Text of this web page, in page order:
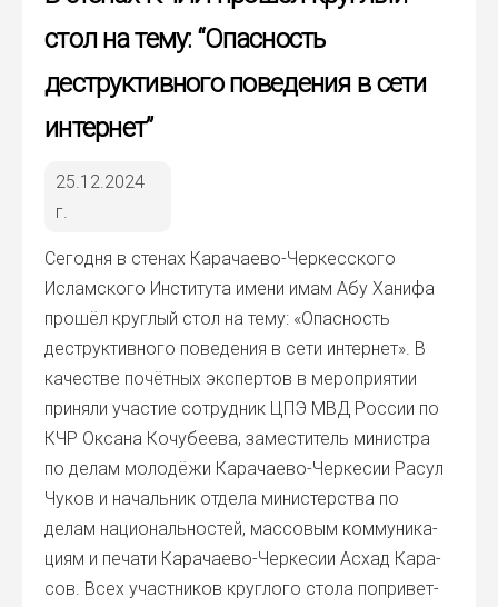
стол на тему: “Опасность
деструктивного поведения в сети
интернет”
25.12.2024
г.
Сего­дня в сте­нах Кара­чае­во-Чер­кес­ско­го
Ислам­ско­го Инсти­ту­та име­ни имам Абу Хани­фа
про­шёл круг­лый стол на тему: «Опас­ность
деструк­тив­но­го пове­де­ния в сети интер­нет». В
каче­стве почёт­ных экс­пер­тов в меро­при­я­тии
при­ня­ли уча­стие сотруд­ник ЦПЭ МВД Рос­сии по
КЧР Окса­на Кочу­бе­е­ва, заме­сти­тель мини­стра
по делам моло­дё­жи Кара­чае­во-Чер­ке­сии Расул
Чуков и началь­ник отде­ла мини­стер­ства по
делам наци­о­наль­но­стей, мас­со­вым ком­му­ни­ка­
ци­ям и печа­ти Кара­чае­во-Чер­ке­сии Асхад Кара­
сов. Всех участ­ни­ков круг­ло­го сто­ла попри­вет­